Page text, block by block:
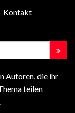
Kontakt
Autoren, die ihr
teilen